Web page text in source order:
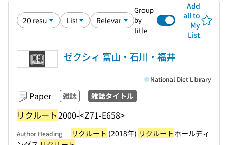
Group
by
title
Add
all to
My
List
ゼクシィ 富山・石川・福井
Paper 雑誌 雑誌タイトル
リクルート2000-<Z71-E658>
National Diet Library
Author Heading リクルート (2018年) リクルートホールディ